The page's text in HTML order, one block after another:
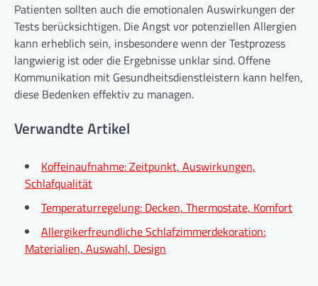
Patienten sollten auch die emotionalen Auswirkungen der
Tests berücksichtigen. Die Angst vor potenziellen Allergien
kann erheblich sein, insbesondere wenn der Testprozess
langwierig ist oder die Ergebnisse unklar sind. Offene
Kommunikation mit Gesundheitsdienstleistern kann helfen,
diese Bedenken effektiv zu managen.
Verwandte Artikel
Koffeinaufnahme: Zeitpunkt, Auswirkungen,
Schlafqualität
Temperaturregelung: Decken, Thermostate, Komfort
Allergikerfreundliche Schlafzimmerdekoration:
Materialien, Auswahl, Design